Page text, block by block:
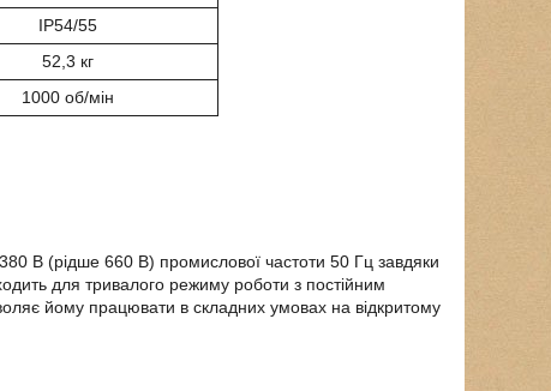
IP54/55
52,3 кг
1000 об/мін
В (рідше 660 В) промислової частоти 50 Гц завдяки
для тривалого режиму роботи з постійним
йому працювати в складних умовах на відкритому